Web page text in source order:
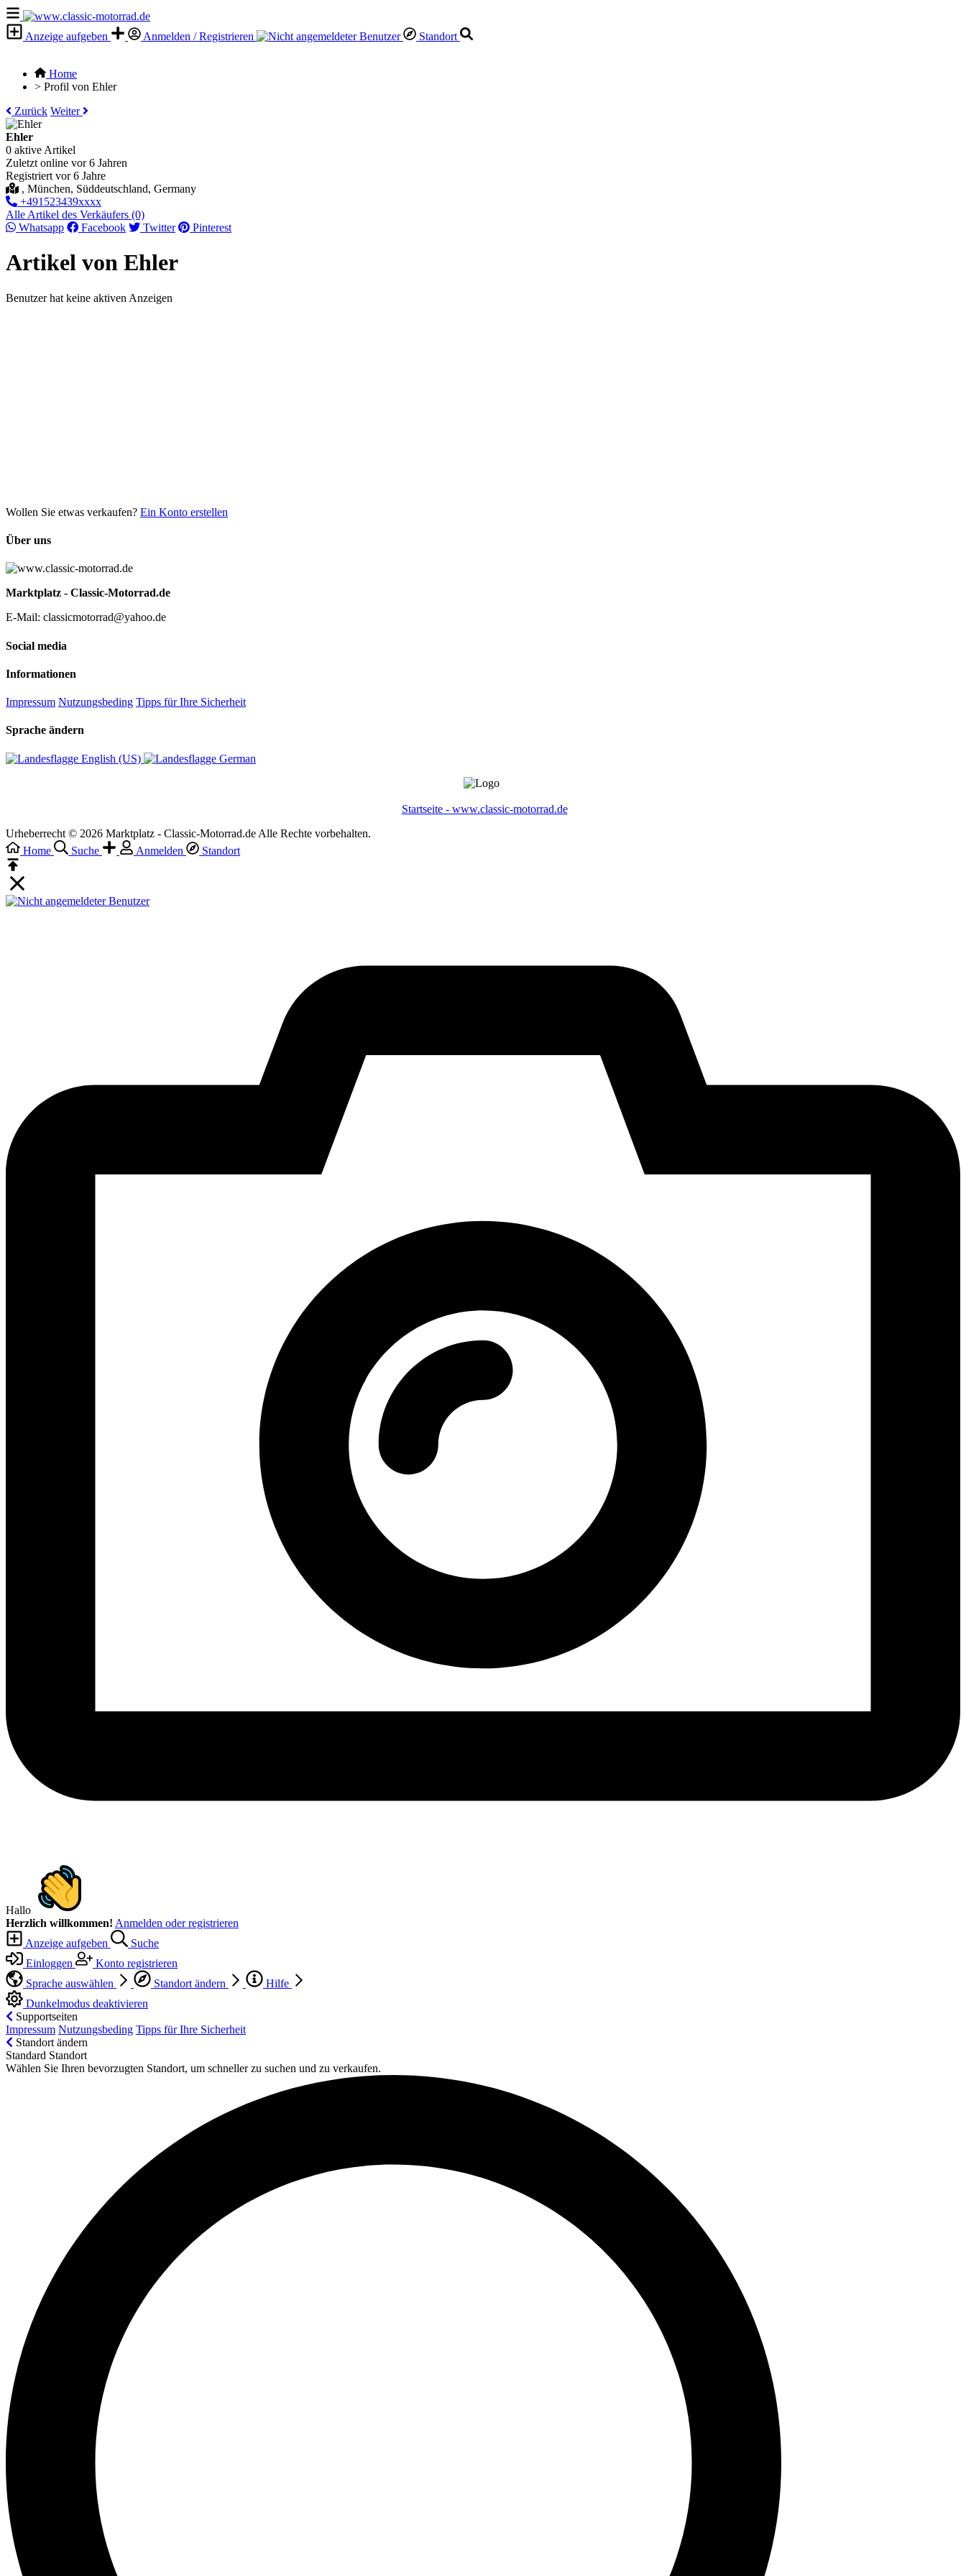
Anzeige aufgeben Anmelden / Registrieren Standort
Home
> Profil von Ehler
Zurück Weiter
Ehler
0 aktive Artikel
Zuletzt online vor 6 Jahren
Registriert vor 6 Jahre
, München, Süddeutschland, Germany
+491523439xxxx
Alle Artikel des Verkäufers (0)
Whatsapp
Facebook Twitter Pinterest
Artikel von Ehler
Benutzer hat keine aktiven Anzeigen
Wollen Sie etwas verkaufen? Ein Konto erstellen
Über uns
Marktplatz - Classic-Motorrad.de
E-Mail: classicmotorrad@yahoo.de
Social media
Informationen
Impressum Nutzungsbeding Tipps für Ihre Sicherheit
Sprache ändern
English (US)‎ German‎
Startseite - www.classic-motorrad.de
Urheberrecht © 2026 Marktplatz - Classic-Motorrad.de Alle Rechte vorbehalten.
Home
Suche Anmelden Standort
Hallo
Herzlich willkommen! Anmelden oder registrieren
Anzeige aufgeben
Suche
Einloggen
Konto registrieren
Sprache auswählen
Standort ändern
Hilfe
Dunkelmodus deaktivieren
Supportseiten
Impressum Nutzungsbeding Tipps für Ihre Sicherheit
Standort ändern
Standard Standort
Wählen Sie Ihren bevorzugten Standort, um schneller zu suchen und zu verkaufen.